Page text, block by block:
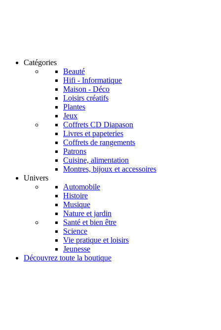
Catégories
Beauté
Hifi - Informatique
Maison - Déco
Loisirs créatifs
Plantes
Jeux
Coffrets CD Diapason
Livres et papeteries
Coffrets de rangements
Patrons
Cuisine, alimentation
Montres, bijoux et accessoires
Univers
Automobile
Histoire
Musique
Nature et jardin
Santé et bien être
Science
Vie pratique et loisirs
Jeunesse
Découvrez toute la boutique